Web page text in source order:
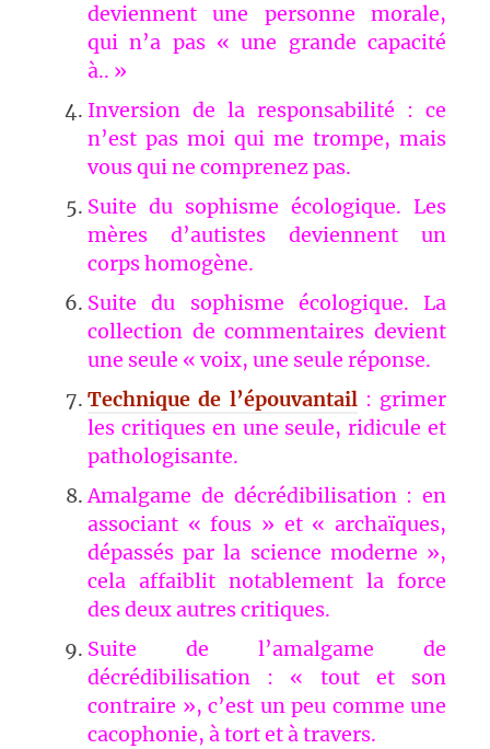
deviennent une personne morale,
qui n’a pas « une grande capacité
à.. »
Inversion de la responsabilité : ce
n’est pas moi qui me trompe, mais
vous qui ne comprenez pas.
Suite du sophisme écologique. Les
mères d’autistes deviennent un
corps homogène.
Suite du sophisme écologique. La
collection de commentaires devient
une seule « voix, une seule réponse.
Technique de l’épouvantail: grimer
les critiques en une seule, ridicule et
pathologisante.
Amalgame de décrédibilisation : en
associant « fous » et « archaïques,
dépassés par la science moderne »,
cela affaiblit notablement la force
des deux autres critiques.
Suite de l’amalgame de
décrédibilisation : « tout et son
contraire », c’est un peu comme une
cacophonie, à tort et à travers.